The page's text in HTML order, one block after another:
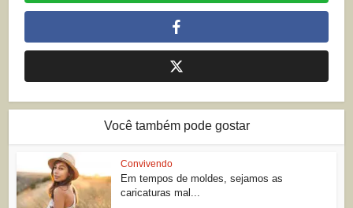
Você também pode gostar
Convivendo
Em tempos de moldes, sejamos as
caricaturas mal...